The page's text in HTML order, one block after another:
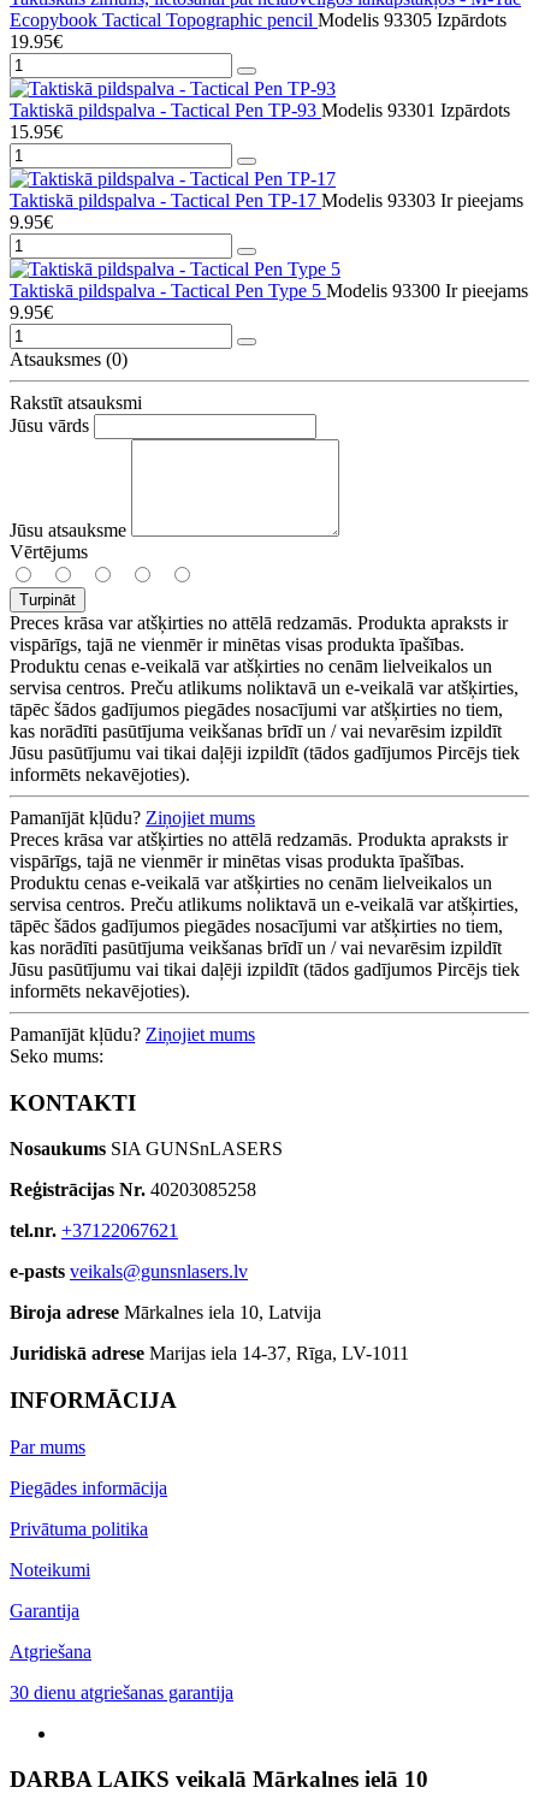
Ecopybook Tactical Topographic pencil Modelis 93305 Izpārdots
19.95€
Taktiskā pildspalva - Tactical Pen TP-93 Modelis 93301 Izpārdots
15.95€
Taktiskā pildspalva - Tactical Pen TP-17 Modelis 93303 Ir pieejams
9.95€
Taktiskā pildspalva - Tactical Pen Type 5 Modelis 93300 Ir pieejams
9.95€
Atsauksmes (0)
Rakstīt atsauksmi
Jūsu vārds
Jūsu atsauksme
Vērtējums
Turpināt
Preces krāsa var atšķirties no attēlā redzamās. Produkta apraksts ir
vispārīgs, tajā ne vienmēr ir minētas visas produkta īpašības.
Produktu cenas e-veikalā var atšķirties no cenām lielveikalos un
servisa centros. Preču atlikums noliktavā un e-veikalā var atšķirties,
tāpēc šādos gadījumos piegādes nosacījumi var atšķirties no tiem,
kas norādīti pasūtījuma veikšanas brīdī un / vai nevarēsim izpildīt
Jūsu pasūtījumu vai tikai daļēji izpildīt (tādos gadījumos Pircējs tiek
informēts nekavējoties).
Pamanījāt kļūdu? Ziņojiet mums
Preces krāsa var atšķirties no attēlā redzamās. Produkta apraksts ir
vispārīgs, tajā ne vienmēr ir minētas visas produkta īpašības.
Produktu cenas e-veikalā var atšķirties no cenām lielveikalos un
servisa centros. Preču atlikums noliktavā un e-veikalā var atšķirties,
tāpēc šādos gadījumos piegādes nosacījumi var atšķirties no tiem,
kas norādīti pasūtījuma veikšanas brīdī un / vai nevarēsim izpildīt
Jūsu pasūtījumu vai tikai daļēji izpildīt (tādos gadījumos Pircējs tiek
informēts nekavējoties).
Pamanījāt kļūdu? Ziņojiet mums
Seko mums:
KONTAKTI
Nosaukums SIA GUNSnLASERS
Reģistrācijas Nr. 40203085258
tel.nr. +37122067621
e-pasts veikals@gunsnlasers.lv
Biroja adrese Mārkalnes iela 10, Latvija
Juridiskā adrese Marijas iela 14-37, Rīga, LV-1011
INFORMĀCIJA
Par mums
Piegādes informācija
Privātuma politika
Noteikumi
Garantija
Atgriešana
30 dienu atgriešanas garantija
DARBA LAIKS veikalā Mārkalnes ielā 10